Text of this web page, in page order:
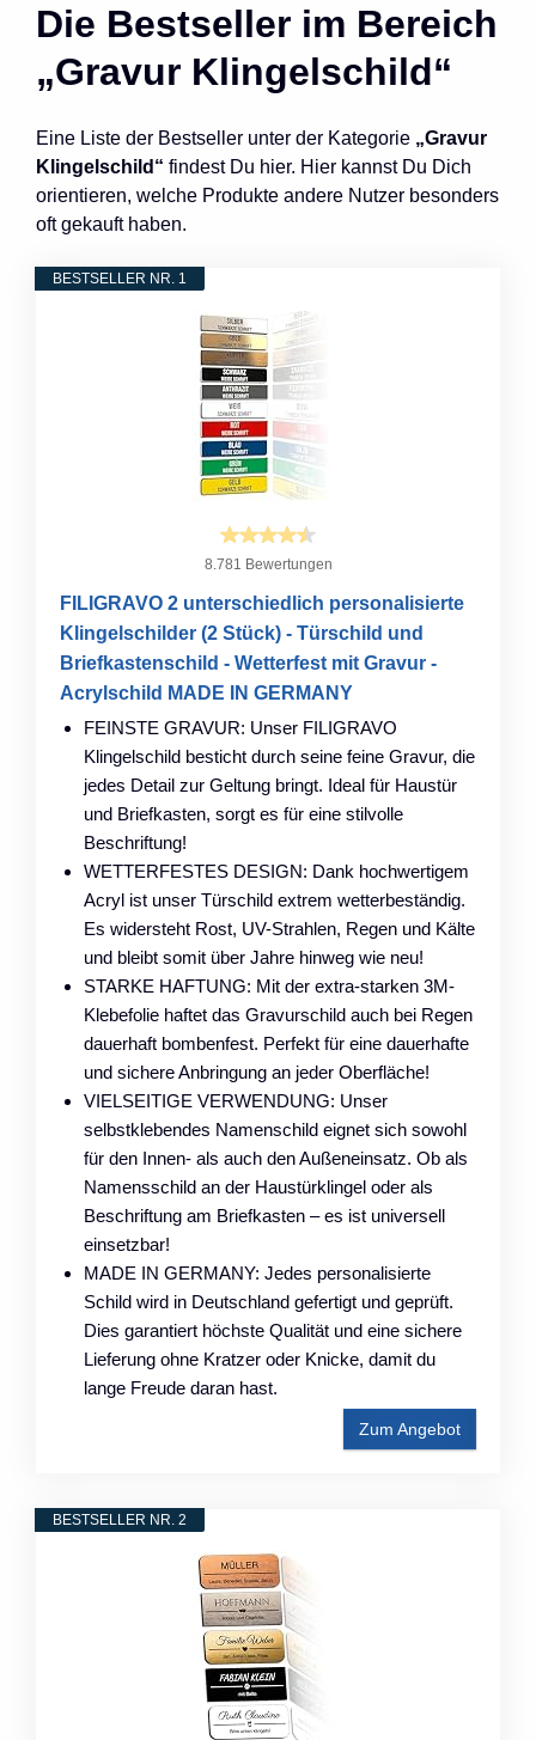
Die Bestseller im Bereich
„Gravur Klingelschild“
Eine Liste der Bestseller unter der Kategorie „Gravur
Klingelschild“ findest Du hier. Hier kannst Du Dich
orientieren, welche Produkte andere Nutzer besonders
oft gekauft haben.
BESTSELLER NR. 1
8.781 Bewertungen
FILIGRAVO 2 unterschiedlich personalisierte
Klingelschilder (2 Stück) - Türschild und
Briefkastenschild - Wetterfest mit Gravur -
Acrylschild MADE IN GERMANY
FEINSTE GRAVUR: Unser FILIGRAVO
Klingelschild besticht durch seine feine Gravur, die
jedes Detail zur Geltung bringt. Ideal für Haustür
und Briefkasten, sorgt es für eine stilvolle
Beschriftung!
WETTERFESTES DESIGN: Dank hochwertigem
Acryl ist unser Türschild extrem wetterbeständig.
Es widersteht Rost, UV-Strahlen, Regen und Kälte
und bleibt somit über Jahre hinweg wie neu!
STARKE HAFTUNG: Mit der extra-starken 3M-
Klebefolie haftet das Gravurschild auch bei Regen
dauerhaft bombenfest. Perfekt für eine dauerhafte
und sichere Anbringung an jeder Oberfläche!
VIELSEITIGE VERWENDUNG: Unser
selbstklebendes Namenschild eignet sich sowohl
für den Innen- als auch den Außeneinsatz. Ob als
Namensschild an der Haustürklingel oder als
Beschriftung am Briefkasten – es ist universell
einsetzbar!
MADE IN GERMANY: Jedes personalisierte
Schild wird in Deutschland gefertigt und geprüft.
Dies garantiert höchste Qualität und eine sichere
Lieferung ohne Kratzer oder Knicke, damit du
lange Freude daran hast.
Zum Angebot
BESTSELLER NR. 2